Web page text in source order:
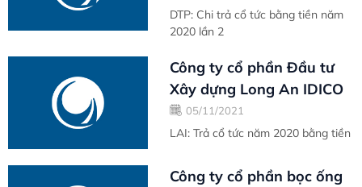
DTP: Chi trả cổ tức bằng tiền năm
2020 lần 2
Công ty cổ phần Đầu tư
Xây dựng Long An IDICO
05/11/2021
LAI: Trả cổ tức năm 2020 bằng tiền
Công ty cổ phần bọc ống